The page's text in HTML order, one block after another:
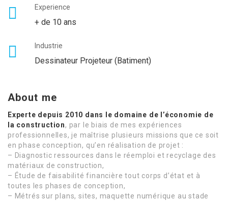
Experience
+ de 10 ans
Industrie
Dessinateur Projeteur (Batiment)
About me
Experte depuis 2010 dans le domaine de l’économie de
la construction, par le biais de mes expériences
professionnelles, je maîtrise plusieurs missions que ce soit
en phase conception, qu’en réalisation de projet :
– Diagnostic ressources dans le réemploi et recyclage des
matériaux de construction,
– Étude de faisabilité financière tout corps d’état et à
toutes les phases de conception,
– Métrés sur plans, sites, maquette numérique au stade